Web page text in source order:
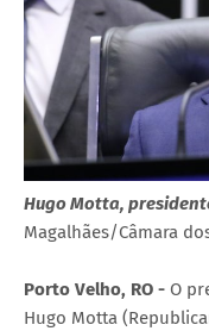
Hugo Motta,
Magalhães/Câmara
Porto Velho, RO - O
Hugo Motta